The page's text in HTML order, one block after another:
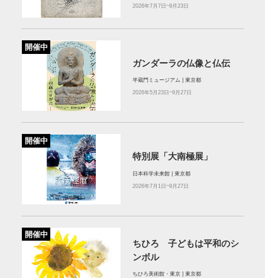
2026年7月7日~9月23日
開催中
ガンダーラの仏像と仏伝
半蔵門ミュージアム | 東京都
2026年5月23日~9月27日
開催中
特別展「大南極展」
日本科学未来館 | 東京都
2026年7月1日~9月27日
開催中
ちひろ 子どもは平和のシ
ンボル
ちひろ美術館・東京 | 東京都